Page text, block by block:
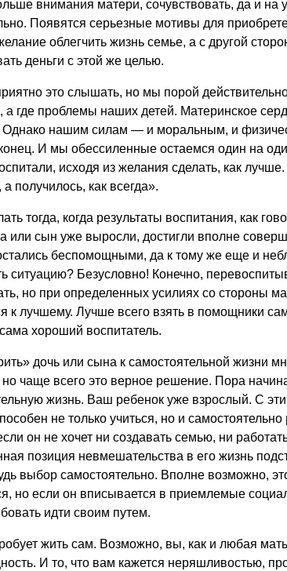
внимания матери, сочувствовать, да и на
Появятся серьезные мотивы для
облегчить жизнь семье, а с другой
деньги с этой же целью.
это слышать, но мы порой
где проблемы наших детей. Материнское
Однако нашим силам — и моральным, и
И мы обессиленные остаемся один на
исходя из желания сделать, как
а получилось, как всегда».
тогда, когда результаты воспитания, как
или сын уже выросли, достигли вполне
беспомощными, да к тому же еще и
ситуацию? Безусловно! Конечно,
но при определенных усилиях со стороны
к лучшему. Лучше всего взять в помощники
хороший воспитатель.
дочь или сына к самостоятельной жизни
чаще всего это верное решение. Пора
жизнь. Ваш ребенок уже взрослый. С
не только учиться, но и
он не хочет ни создавать семью, ни
позиция невмешательства в его жизнь
выбор самостоятельно. Вполне возможно,
но если он вписывается в приемлемые
идти своим путем.
жить сам. Возможно, вы, как и любая
И то, что вам кажется неряшливостью,